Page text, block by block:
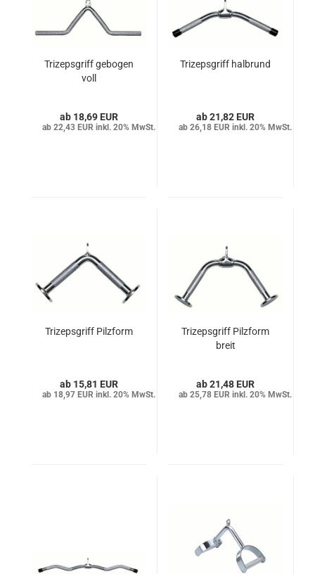
Trizepsgriff gebogen
voll
18,69 EUR
22,43 EUR inkl. 20% MwSt.
Trizepsgriff halbrund
21,82 EUR
26,18 EUR inkl. 20% MwSt.
Trizepsgriff Pilzform
15,81 EUR
18,97 EUR inkl. 20% MwSt.
Trizepsgriff Pilzform
breit
21,48 EUR
25,78 EUR inkl. 20% MwSt.